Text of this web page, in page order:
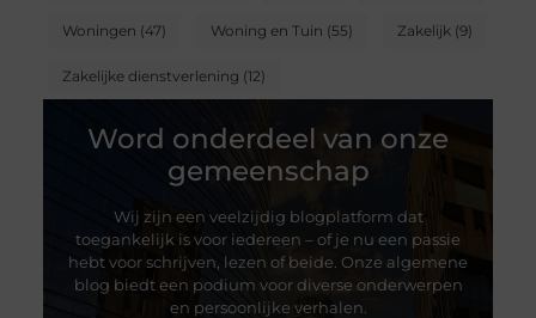
Woningen (47) Woning en Tuin (55) Zakelijk (9)
Zakelijke dienstverlening (12)
Word onderdeel van onze
gemeenschap
Wij zijn een veelzijdig blogplatform dat
toegankelijk is voor iedereen – of je nu een passie
hebt voor schrijven, lezen of beide. Onze algemene
blog biedt een podium voor diverse onderwerpen
en persoonlijke verhalen.